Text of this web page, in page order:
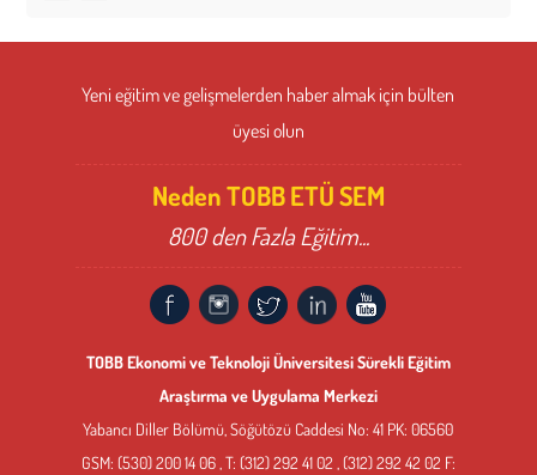
Yeni eğitim ve gelişmelerden haber almak için bülten
üyesi olun
Neden TOBB ETÜ SEM
800 den Fazla Eğitim...
TOBB Ekonomi ve Teknoloji Üniversitesi Sürekli Eğitim
Araştırma ve Uygulama Merkezi
Yabancı Diller Bölümü, Söğütözü Caddesi No: 41 PK: 06560
GSM: (530) 200 14 06 , T: (312) 292 41 02 , (312) 292 42 02 F: